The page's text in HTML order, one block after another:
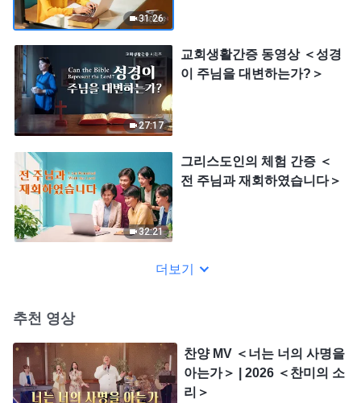
31:26
27:17
교회생활간증 동영상 ＜성경
이 주님을 대변하는가?＞
32:21
그리스도인의 체험 간증 ＜
전 주님과 재회하였습니다＞
더보기
추천 영상
찬양 MV ＜너는 너의 사명을
아는가＞ | 2026 ＜찬미의 소
리＞